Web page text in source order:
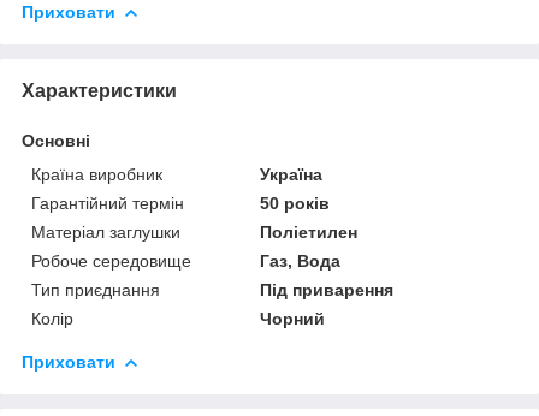
Приховати
Характеристики
Основні
Країна виробник
Україна
Гарантійний термін
50 років
Матеріал заглушки
Поліетилен
Робоче середовище
Газ, Вода
Тип приєднання
Під приварення
Колір
Чорний
Приховати